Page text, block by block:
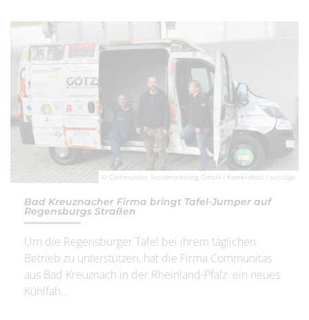
© Communitas Sozialmarketing GmbH / Kamerafoto / sonstige
Bad Kreuznacher Firma bringt Tafel-Jumper auf
Regensburgs Straßen
Um die Regensburger Tafel bei ihrem täglichen
Betrieb zu unterstützen, hat die Firma Communitas
aus Bad Kreuznach in der Rheinland-Pfalz ein neues
Kühlfah...